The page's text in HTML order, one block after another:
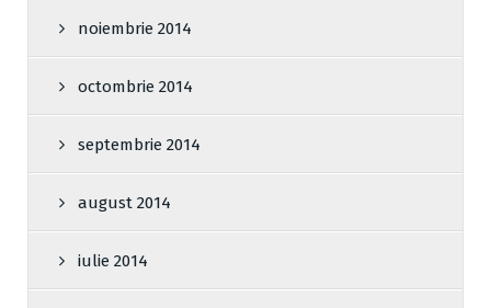
noiembrie 2014
octombrie 2014
septembrie 2014
august 2014
iulie 2014